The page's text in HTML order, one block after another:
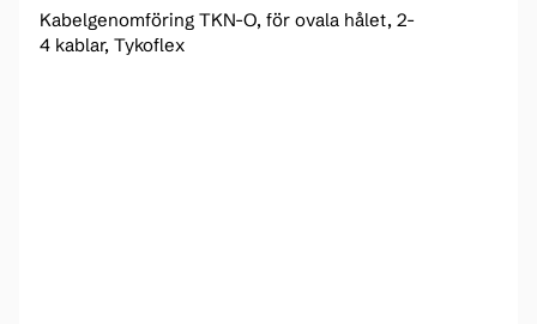
Kabelgenomföring TKN-O, för ovala hålet, 2-
4 kablar, Tykoflex